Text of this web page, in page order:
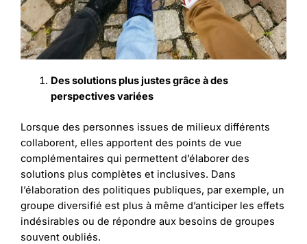
Des solutions plus justes grâce à des
perspectives variées
Lorsque des personnes issues de milieux différents
collaborent, elles apportent des points de vue
complémentaires qui permettent d’élaborer des
solutions plus complètes et inclusives. Dans
l’élaboration des politiques publiques, par exemple, un
groupe diversifié est plus à même d’anticiper les effets
indésirables ou de répondre aux besoins de groupes
souvent oubliés.